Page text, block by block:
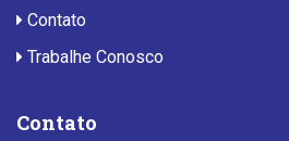
Contato
Trabalhe Conosco
Contato